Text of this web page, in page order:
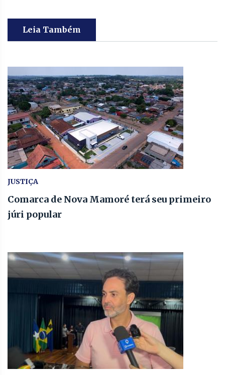
Leia Também
JUSTIÇA
Comarca de Nova Mamoré terá seu primeiro
júri popular